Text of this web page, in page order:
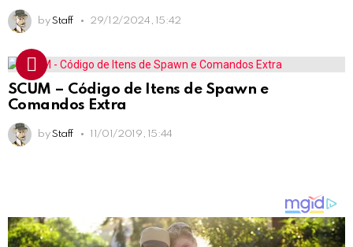
by Staff 29/12/2024, 15:42
SCUM – Código de Itens de Spawn e
Comandos Extra
by Staff 11/01/2019, 15:44